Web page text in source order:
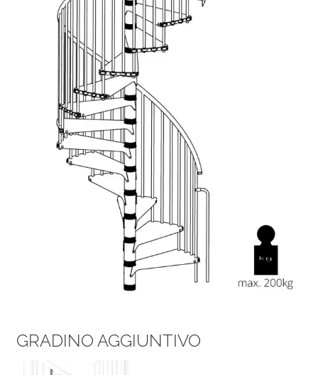
GRADINO AGGIUNTIVO